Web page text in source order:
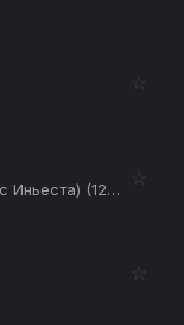
☆
Величайшие футболисты (Андрес Иньеста) (12+)
☆
☆